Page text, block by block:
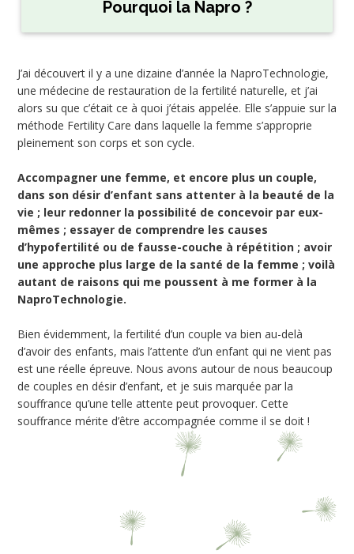
Pourquoi la Napro ?
J’ai découvert il y a une dizaine d’année la NaproTechnologie,
une médecine de restauration de la fertilité naturelle, et j’ai
alors su que c’était ce à quoi j’étais appelée. Elle s’appuie sur la
méthode Fertility Care dans laquelle la femme s’approprie
pleinement son corps et son cycle.
Accompagner une femme, et encore plus un couple,
dans son désir d’enfant sans attenter à la beauté de la
vie ; leur redonner la possibilité de concevoir par eux-
mêmes ; essayer de comprendre les causes
d’hypofertilité ou de fausse-couche à répétition ; avoir
une approche plus large de la santé de la femme ; voilà
autant de raisons qui me poussent à me former à la
NaproTechnologie.
Bien évidemment, la fertilité d’un couple va bien au-delà
d’avoir des enfants, mais l’attente d’un enfant qui ne vient pas
est une réelle épreuve. Nous avons autour de nous beaucoup
de couples en désir d’enfant, et je suis marquée par la
souffrance qu’une telle attente peut provoquer. Cette
souffrance mérite d’être accompagnée comme il se doit !